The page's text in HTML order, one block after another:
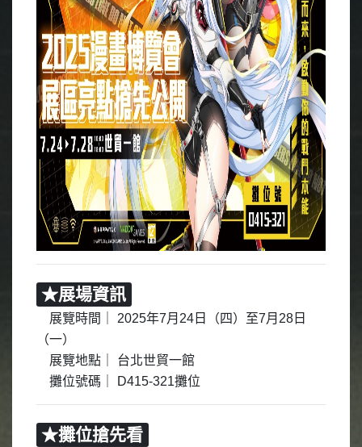
★展場資訊
展覽時間｜ 2025年7月24日（四）至7月28日
（一）
展覽地點｜
台北世貿一館
攤位號碼｜
D415-321攤位
★攤位搶先看